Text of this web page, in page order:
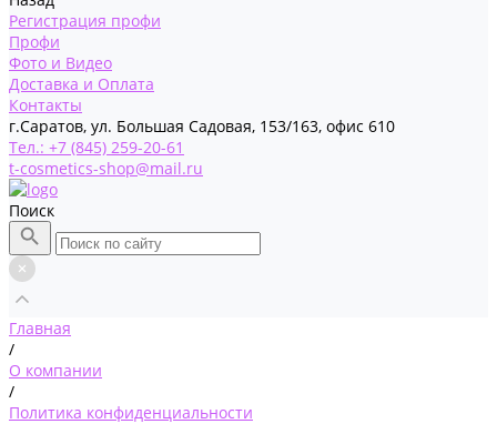
Регистрация профи
Профи
Фото и Видео
Доставка и Оплата
Контакты
г.Саратов, ул. Большая Садовая, 153/163, офис 610
Тел.: +7 (845) 259-20-61
t-cosmetics-shop@mail.ru
Поиск
Главная
/
О компании
/
Политика конфиденциальности